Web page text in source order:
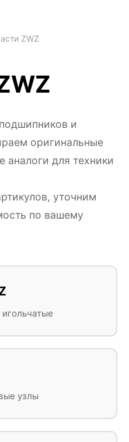
ZWZ
и
оригинальные
аналоги для техники
уточним
по вашему
узлы